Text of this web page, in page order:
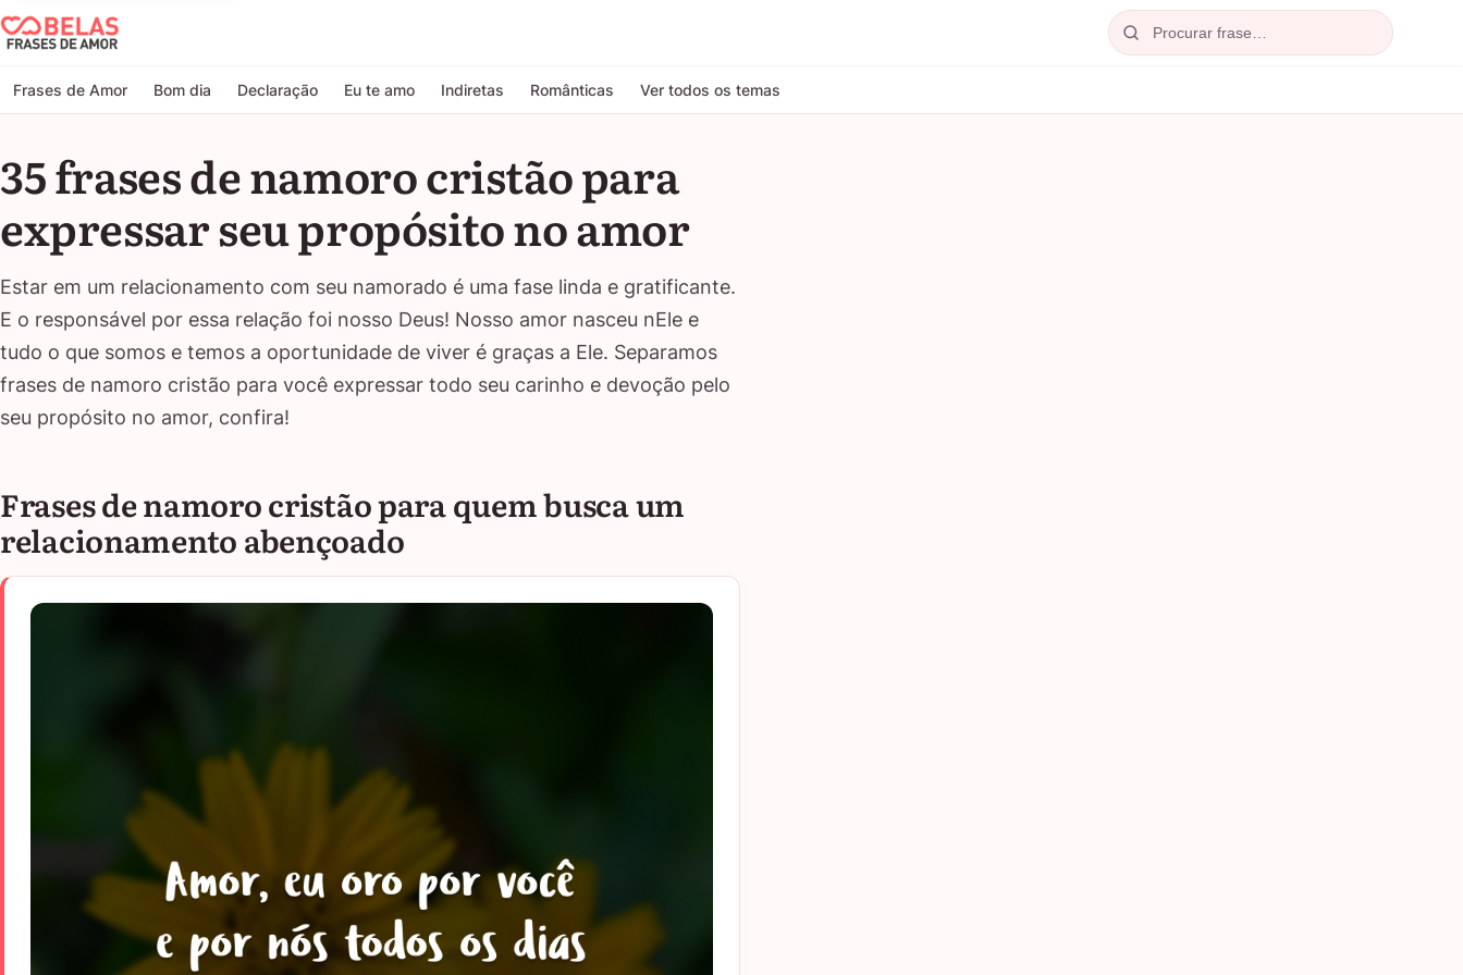
Belas Frases de Amor
Frases de Amor Bom dia Declaração Eu te amo Indiretas Românticas Ver todos os temas
35 frases de namoro cristão para
expressar seu propósito no amor
Estar em um relacionamento com seu namorado é uma fase linda e gratificante.
E o responsável por essa relação foi nosso Deus! Nosso amor nasceu nEle e
tudo o que somos e temos a oportunidade de viver é graças a Ele. Separamos
frases de namoro cristão para você expressar todo seu carinho e devoção pelo
seu propósito no amor, confira!
Frases de namoro cristão para quem busca um
relacionamento abençoado